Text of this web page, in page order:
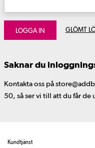
LOGGA IN GLÖMT
Saknar du
Kontakta oss på
50, så ser vi till att du får de
Kundtjänst